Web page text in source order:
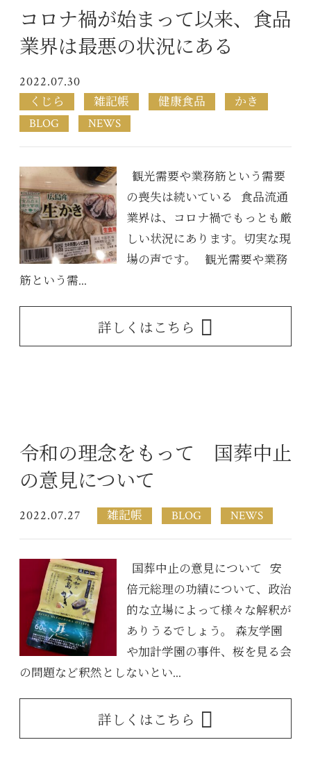
コロナ禍が始まって以来、食品
業界は最悪の状況にある
2022.07.30
くじら 雑記帳 健康食品
かき
BLOG
NEWS
観光需要や業務筋という需要
の喪失は続いている 食品流通
業界は、コロナ禍でもっとも厳
しい状況にあります。切実な現
場の声です。 観光需要や業務
筋という需...
詳しくはこちら
令和の理念をもって 国葬中止
の意見について
2022.07.27 雑記帳 BLOG NEWS
国葬中止の意見について 安
倍元総理の功績について、政治
的な立場によって様々な解釈が
ありうるでしょう。 森友学園
や加計学園の事件、桜を見る会
の問題など釈然としないとい...
詳しくはこちら